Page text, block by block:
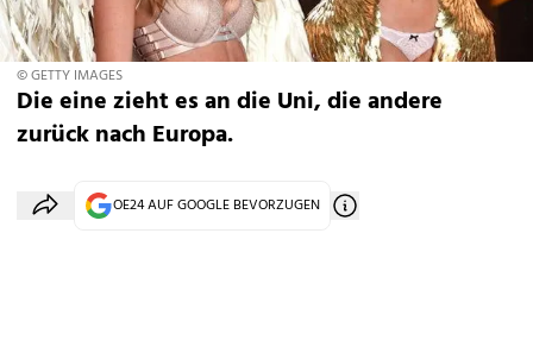
© GETTY IMAGES
Die eine zieht es an die Uni, die andere
zurück nach Europa.
OE24 AUF GOOGLE BEVORZUGEN